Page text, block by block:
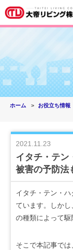
ホーム お役立ち情報
2021.11.23
イタチ・テン
被害の予防法
イタチ・テン・
ています。しか
の種類によって駆
そこで本記事で